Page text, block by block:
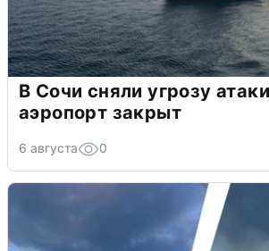
В Сочи сняли угрозу
аэропорт закрыт
6 августа 0